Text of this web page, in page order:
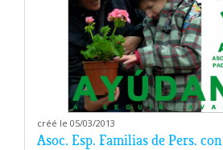
créé le 05/03/2013
Asoc. Esp. Familias de Pers. con